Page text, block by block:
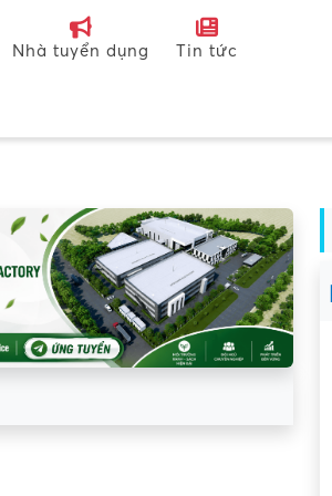
Nhà tuyển dụng Tin tức